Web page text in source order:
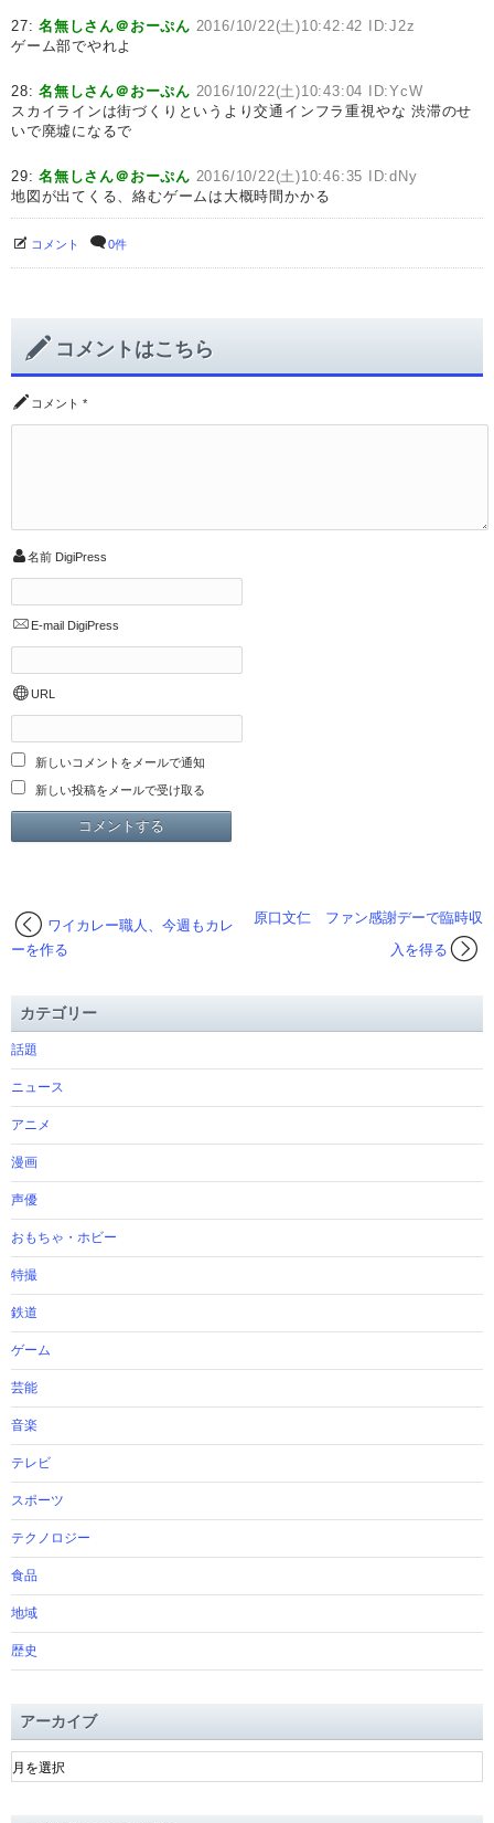
27:名無しさん＠おーぷん 2016/10/22(土)10:42:42 ID:J2z
ゲーム部でやれよ
28:名無しさん＠おーぷん 2016/10/22(土)10:43:04 ID:YcW
スカイラインは街づくりというより交通インフラ重視やな 渋滞のせ
いで廃墟になるで
29:名無しさん＠おーぷん 2016/10/22(土)10:46:35 ID:dNy
地図が出てくる、絡むゲームは大概時間かかる
コメント 0件
コメントはこちら
コメント *
名前 DigiPress
E-mail DigiPress
URL
新しいコメントをメールで通知
新しい投稿をメールで受け取る
原口文仁 ファン感謝デーで臨時収
入を得る
ワイカレー職人、今週もカレ
ーを作る
カテゴリー
話題
ニュース
アニメ
漫画
声優
おもちゃ・ホビー
特撮
鉄道
ゲーム
芸能
音楽
テレビ
スポーツ
テクノロジー
食品
地域
歴史
アーカイブ
ア
ー